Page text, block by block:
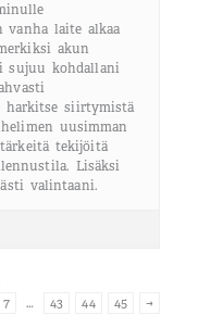
vanha laite alkaa
akun
sujuu kohdallani
harkitse siirtymistä
uusimman
tekijöitä
Lisäksi
valintaani.
7 … 43 44 45 →